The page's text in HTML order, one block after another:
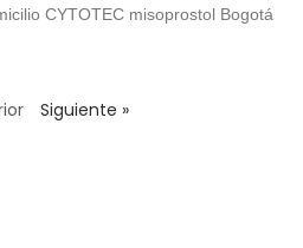
CYTOTEC misoprostol Bogotá
Siguiente »